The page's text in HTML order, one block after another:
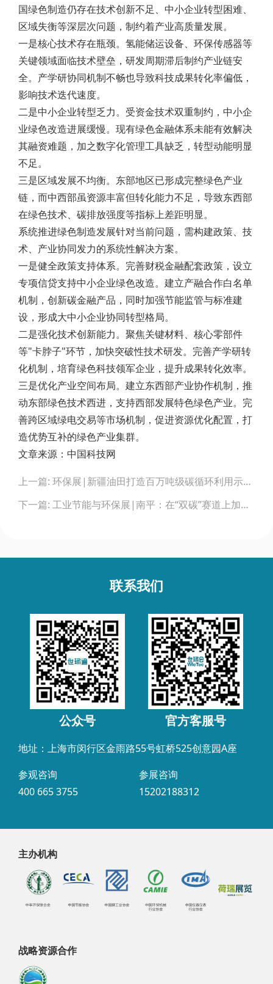
国绿色制造仍存在技术创新不足、中小企业转型困难、
区域失衡等深层次问题，制约着产业高质量发展。
一是核心技术存在瓶颈。氢能储运设备、环保传感器等
关键领域面临技术壁垒，研发周期滞后制约产业链安
全。产学研协同机制不畅也导致科技成果转化率偏低，
影响技术迭代速度。
二是中小企业转型乏力。受资金技术双重制约，中小企
业绿色改造进展缓慢。现有绿色金融体系未能有效解决
其融资难题，加之数字化管理工具缺乏，转型动能明显
不足。
三是区域发展不均衡。东部地区已形成完整绿色产业
链，而中西部虽资源丰富但转化能力不足，导致东西部
在绿色技术、碳排放强度等指标上差距明显。
系统推进绿色制造发展针对当前问题，需构建政策、技
术、产业协同发力的系统性解决方案。
一是健全政策支持体系。完善财税金融配套政策，设立
专项信贷支持中小企业绿色改造。建立产融合作白名单
机制，创新碳金融产品，同时加强节能监管与标准建
设，形成大中小企业协同转型格局。
二是强化技术创新能力。聚焦关键材料、核心零部件
等"卡脖子"环节，加快突破性技术研发。完善产学研转
化机制，培育绿色科技领军企业，提升成果转化效率。
三是优化产业空间布局。建立东西部产业协作机制，推
动东部绿色技术西进，支持西部发展特色绿色产业。完
善跨区域绿电交易等市场机制，促进资源优化配置，打
造优势互补的绿色产业集群。
文章来源：中国科技网
navigation
上一篇: 环保展|新疆油田打造百万吨级碳循环利用示范工程
下一篇: 工业节能与环保展|南平：在“双碳”赛道上加速奔跑
联系我们
公众号 官方客服号
地址：上海市闵行区金雨路55号虹桥525创意园A座
参观咨询
400 665 3755
参展咨询
15202188312
主办机构
战略资源合作